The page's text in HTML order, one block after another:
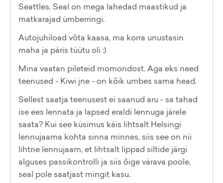
Seattles. Seal on mega lahedad maastikud ja
matkarajad ümberringi.
Autojuhiload võta kaasa, ma korra unustasin
maha ja päris tüütu oli :)
Mina vaatan pileteid momondost. Aga eks need
teenused - Kiwi jne - on kõik umbes sama head.
Sellest saatja teenusest ei saanud aru - sa tahad
ise ees lennata ja lapsed eraldi lennuga järele
saata? Kui see küsimus käis lihtsalt Helsingi
lennujaama kohta sinna minnes, siis see on nii
lihtne lennujaam, et lihtsalt lippad siltide järgi
alguses passikontrolli ja siis õige värava poole,
seal pole saatjast mingit kasu.